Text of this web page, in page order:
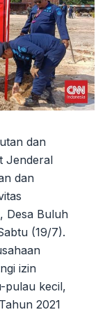
dan
Jenderal
dan
Desa Buluh
(19/7).
izin
pulau kecil,
2021